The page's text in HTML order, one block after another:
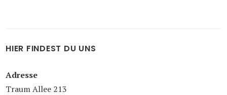
HIER FINDEST DU UNS
Adresse
Traum Allee 213